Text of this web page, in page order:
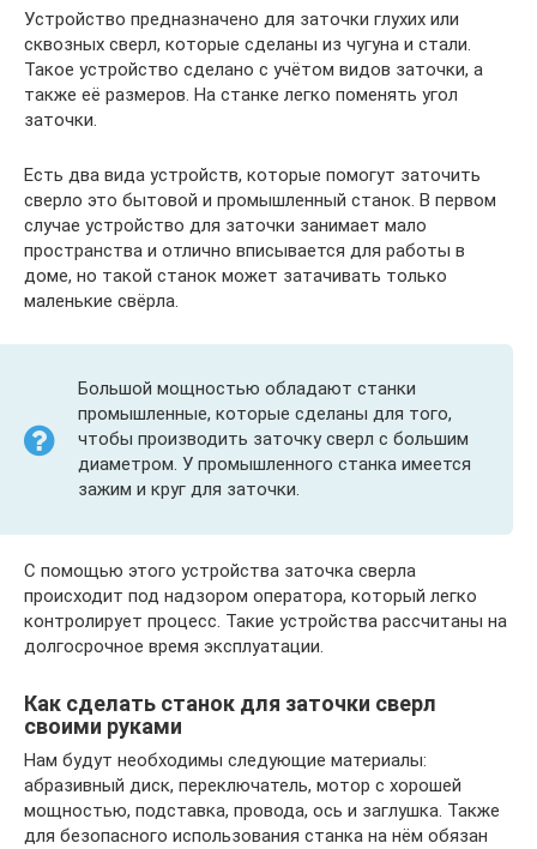
Устройство предназначено для заточки глухих или
сквозных сверл, которые сделаны из чугуна и стали.
Такое устройство сделано с учётом видов заточки, а
также её размеров. На станке легко поменять угол
заточки.
Есть два вида устройств, которые помогут заточить
сверло это бытовой и промышленный станок. В первом
случае устройство для заточки занимает мало
пространства и отлично вписывается для работы в
доме, но такой станок может затачивать только
маленькие свёрла.
Большой мощностью обладают станки
промышленные, которые сделаны для того,
чтобы производить заточку сверл с большим
диаметром. У промышленного станка имеется
зажим и круг для заточки.
С помощью этого устройства заточка сверла
происходит под надзором оператора, который легко
контролирует процесс. Такие устройства рассчитаны на
долгосрочное время эксплуатации.
Как сделать станок для заточки сверл
своими руками
Нам будут необходимы следующие материалы:
абразивный диск, переключатель, мотор с хорошей
мощностью, подставка, провода, ось и заглушка. Также
для безопасного использования станка на нём обязан